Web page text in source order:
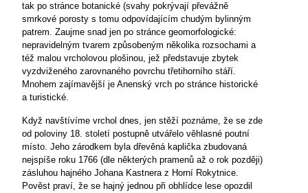
tak po stránce botanické (svahy pokrývají převážně
smrkové porosty s tomu odpovídajícím chudým bylinným
patrem. Zaujme snad jen po stránce geomorfologické:
nepravidelným tvarem způsobeným několika rozsochami a
též malou vrcholovou plošinou, jež představuje zbytek
vyzdviženého zarovnaného povrchu třetihorního stáří.
Mnohem zajímavější je Anenský vrch po stránce historické
a turistické.
Když navštívíme vrchol dnes, jen stěží poznáme, že se zde
od poloviny 18. století postupně utvářelo věhlasné poutní
místo. Jeho zárodkem byla dřevěná kaplička zbudovaná
nejspíše roku 1766 (dle některých pramenů až o rok později)
zásluhou hajného Johana Kastnera z Horní Rokytnice.
Pověst praví, že se hajný jednou při obhlídce lese opozdil